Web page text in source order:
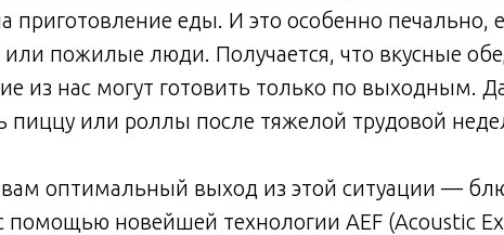
приготовление еды. И это особенно печально,
или пожилые люди. Получается, что вкусные
из нас могут готовить только по выходным.
пиццу или роллы после тяжелой трудовой
оптимальный выход из этой ситуации —
новейшей технологии AEF (Acoustic